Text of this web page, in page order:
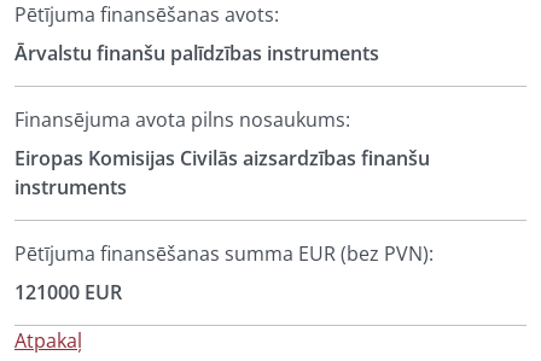
Pētījuma finansēšanas avots:
Ārvalstu finanšu palīdzības instruments
Finansējuma avota pilns nosaukums:
Eiropas Komisijas Civilās aizsardzības finanšu
instruments
Pētījuma finansēšanas summa EUR (bez PVN):
121000 EUR
Atpakaļ